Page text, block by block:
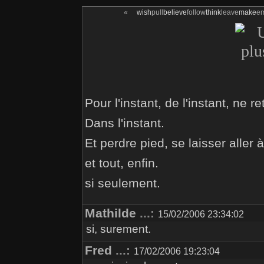
« wishpull believefollowthinkleavemake
Pour l'instant, de l'instant, ne
Dans l'instant.
Et perdre pied, se laisser aller
et tout, enfin.
si seulement.
Mathilde ...: 15/02/2006 23:34:02
si, surement.
Fred ...: 17/02/2006 19:23:04